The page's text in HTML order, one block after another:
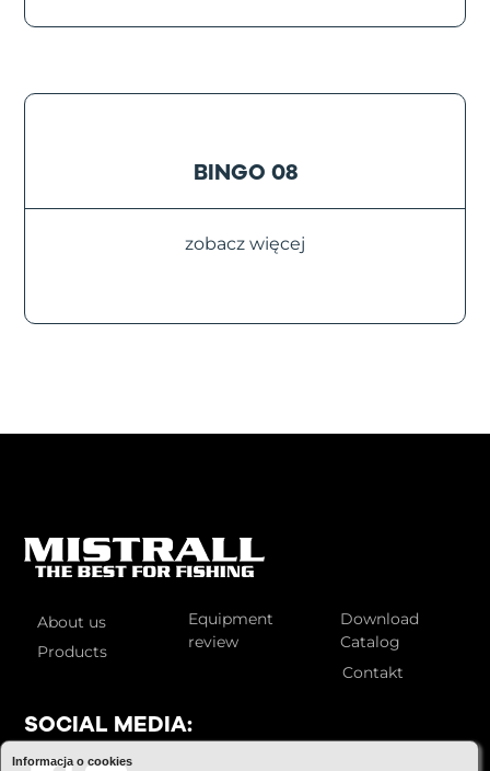
Informacja o cookies
BINGO 08
zobacz więcej
About us
Products
Equipment
review
Download
Catalog
Contakt
SOCIAL MEDIA: